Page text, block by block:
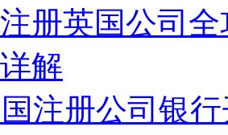
册英国公司
解
注册公司银